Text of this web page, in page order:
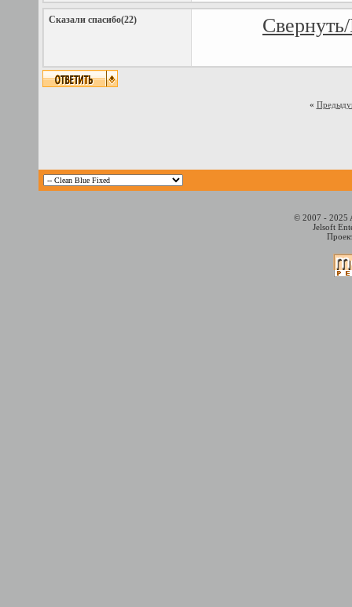
Сказали спасибо(22)
«
© 2007 - 2025
Jelsoft